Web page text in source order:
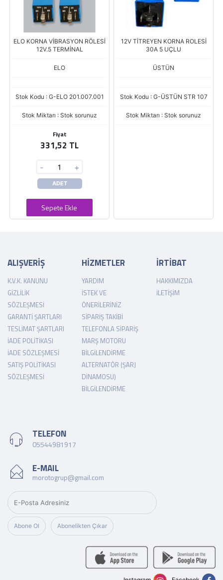
ELO KORNA VİBRASYON RÖLESİ
12V.5 TERMİNAL
ELO
Stok Kodu : G-ELO 201.007.001
Stok Miktarı : Stok sorunuz
Fiyat
331,52 TL
- +
ADET
Sepete Ekle
12V TİTREYEN KORNA ROLESİ
30A 5 UÇLU
ÜSTÜN
Stok Kodu : G-ÜSTÜN STR 107
Stok Miktarı : Stok sorunuz
ALIŞVERİŞ
K.V.K. KANUNU
GIZLILIK
SÖZLEŞMESI
GARANTI ŞARTLARI
TESLIMAT ŞARTLARI
İADE POLITIKASI
İADE SÖZLEŞMESI
SATIŞ POLITIKASI
SÖZLEŞMESI
HİZMETLER
YARDIM
İSTEK VE
ÖNERILERINIZ
SIPARIŞ TAKIBI
TELEFONLA SIPARIŞ
MARŞ MOTORU
BILGILENDIRME
ALTERNATÖR (ŞARJ
DINAMOSU)
BILGILENDIRME
İRTİBAT
HAKKIMIZDA
İLETIŞIM
TELEFON
05544981917
E-MAIL
morotogrup@gmail.com
Abone Ol Abonelikten Çıkar